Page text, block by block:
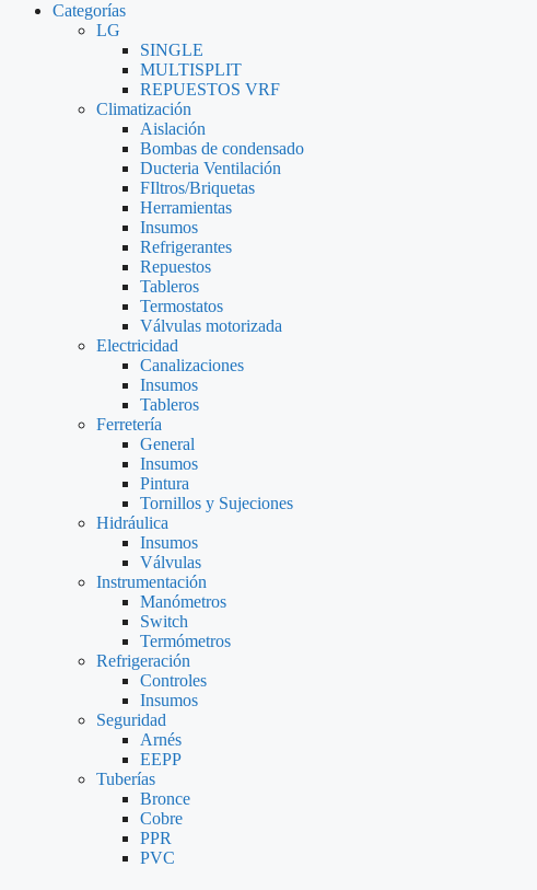
Categorías
LG
SINGLE
MULTISPLIT
REPUESTOS VRF
Climatización
Aislación
Bombas de condensado
Ducteria Ventilación
FIltros/Briquetas
Herramientas
Insumos
Refrigerantes
Repuestos
Tableros
Termostatos
Válvulas motorizada
Electricidad
Canalizaciones
Insumos
Tableros
Ferretería
General
Insumos
Pintura
Tornillos y Sujeciones
Hidráulica
Insumos
Válvulas
Instrumentación
Manómetros
Switch
Termómetros
Refrigeración
Controles
Insumos
Seguridad
Arnés
EEPP
Tuberías
Bronce
Cobre
PPR
PVC